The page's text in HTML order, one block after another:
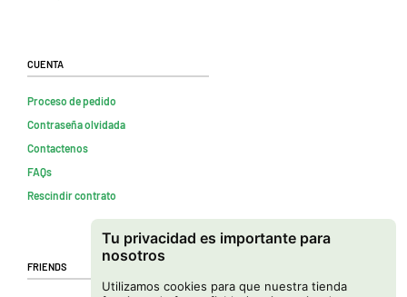
Tu privacidad es importante para
nosotros
Utilizamos cookies para que nuestra tienda
Cuenta
Proceso de pedido
Contraseña olvidada
Contactenos
FAQs
Rescindir contrato
Friends